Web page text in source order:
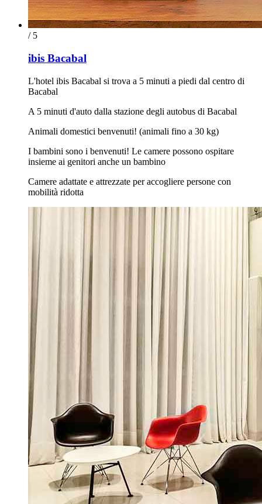
/ 5
ibis Bacabal
L'hotel ibis Bacabal si trova a 5 minuti a piedi dal centro di
Bacabal
A 5 minuti d'auto dalla stazione degli autobus di Bacabal
Animali domestici benvenuti! (animali fino a 30 kg)
I bambini sono i benvenuti! Le camere possono ospitare
insieme ai genitori anche un bambino
Camere adattate e attrezzate per accogliere persone con
mobilità ridotta